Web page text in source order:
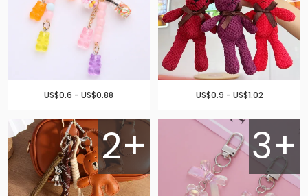
US$0.9 - US$1.02
US$0.6 - US$0.88
3+
2+